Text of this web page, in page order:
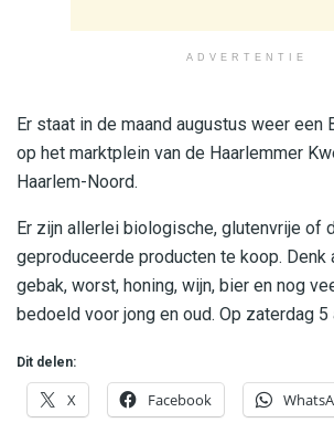
ADVERTENTIE
Er staat in de maand augustus weer een
op het marktplein van de Haarlemmer
Haarlem-Noord.
Er zijn allerlei biologische, glutenvrije of
geproduceerde producten te koop. Denk
gebak, worst, honing, wijn, bier en nog
bedoeld voor jong en oud. Op zaterdag 5
Dit delen:
X Facebook